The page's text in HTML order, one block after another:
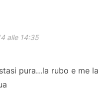
alle 14:35
pura…la rubo e me la